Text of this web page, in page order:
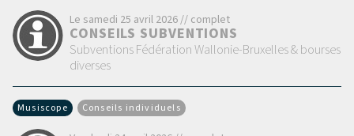
Le samedi 25 avril 2026 // complet
CONSEILS SUBVENTIONS
Subventions Fédération Wallonie-Bruxelles & bourses
diverses
Musiscope Conseils individuels